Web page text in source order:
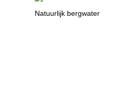
Natuurlijk bergwater